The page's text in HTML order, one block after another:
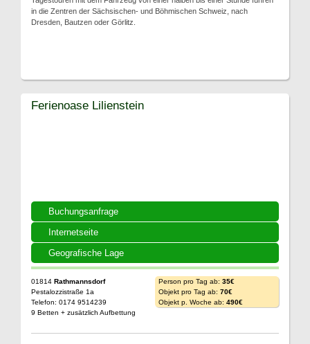
in die Zentren der Sächsischen- und Böhmischen Schweiz, nach
Dresden, Bautzen oder Görlitz.
Buchungsanfrage
Internetseite
Geografische Lage
Ferienoase Lilienstein
01814 Rathmannsdorf
Pestalozzistraße 1a
Telefon: 0174 9514239
9 Betten + zusätzlich Aufbettung
Person pro Tag ab: 35€
Objekt pro Tag ab: 70€
Objekt p. Woche ab: 490€